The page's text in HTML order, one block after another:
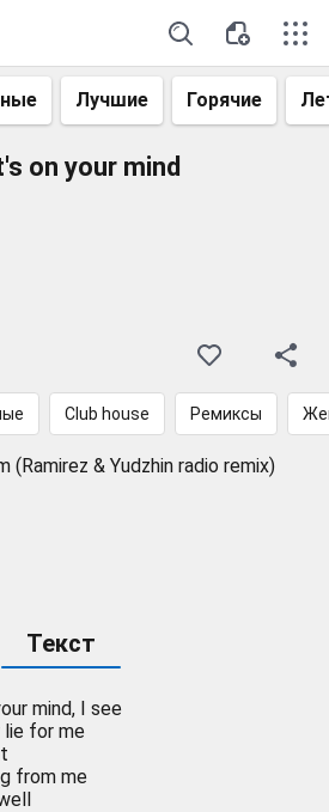
Лучшие Горячие
on your mind
Club house Ремиксы
(Ramirez & Yudzhin radio remix)
Текст
mind, I see
lie for me
from me